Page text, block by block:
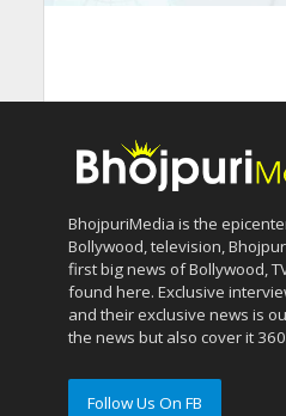
BhojpuriMedia is the
Bollywood, television,
first big news of Bollywood,
found here. Exclusive
and their exclusive news is
the news but also cover it
Follow Us On FB